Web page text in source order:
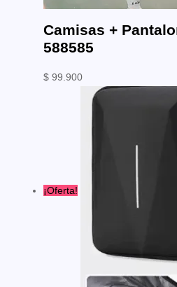
Camisas +
588585
$ 99.900
¡Oferta!